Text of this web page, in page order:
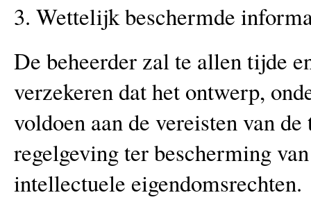
3. Wettelijk beschermde
De beheerder zal te allen tijde
verzekeren dat het ontwerp,
voldoen aan de vereisten van
regelgeving ter bescherming
intellectuele eigendomsrechten.